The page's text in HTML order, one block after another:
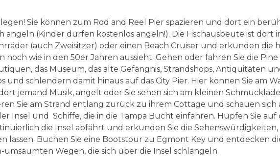
Sie können zum Rod and Reel Pier spazieren und dort ein
angeln (Kinder dürfen kostenlos angeln!). Die Fischausbeute ist dort
(auch Zweisitzer) oder einen Beach Cruiser und erkunden die
noch wie in den 50er Jahren aussieht. Gehen oder fahren Sie die
das Museum, das alte Gefängnis, Strandshops, Antiquitäten
und schlendern damit hinaus auf das City Pier. Hier können Sie am
jemand Musik, angelt oder Sie sehen sich am kleinen
Sie am Strand entlang zurück zu ihrem Cottage und schauen sich
Insel und Schiffe, die in die Tampa Bucht einfahren. Hüpfen Sie auf
die Insel abfährt und erkunden Sie die Sehenswürdigkeiten,
lassen. Buchen Sie eine Bootstour zu Egmont Key und entdecken
Wegen, die sich über die Insel schlängeln.